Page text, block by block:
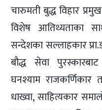
चारुमती बुद्ध विहार
विशेष आतिथ्यताका
सन्देशका सल्लाहकार
बौद्ध सेवा पुरस्कारबाट
घनश्याम राजकर्णिकार
धाख्वा, साहित्यकार